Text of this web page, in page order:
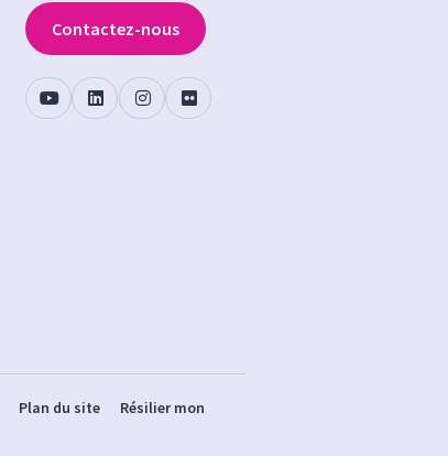
Contactez-nous
Plan du site Résilier mon